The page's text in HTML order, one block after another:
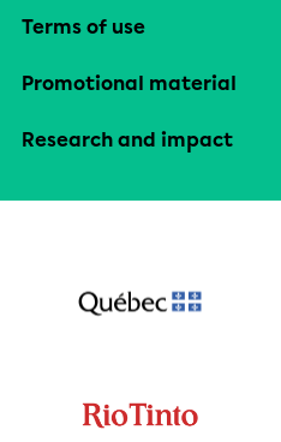
Terms of use
Promotional material
Research and impact